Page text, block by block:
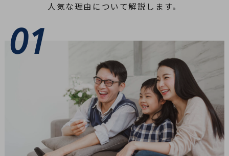
人気な理由について解説します。
01